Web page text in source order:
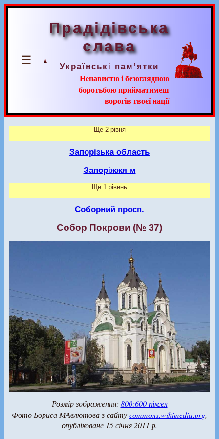
☰
Прадідівська
слава
Українські пам’ятки
Ненавистю і безоглядною
боротьбою прийматимеш
ворогів твоєї нації
Ще 2 рівня
Запорізька область
Запоріжжя м
Ще 1 рівень
Соборний просп.
Собор Покрови (№ 37)
Розмір зображення: 800:600 піксел
Фото Бориса МАвлютова з сайтуcommons.wikimedia.org,
опубліковане 15 січня 2011 р.